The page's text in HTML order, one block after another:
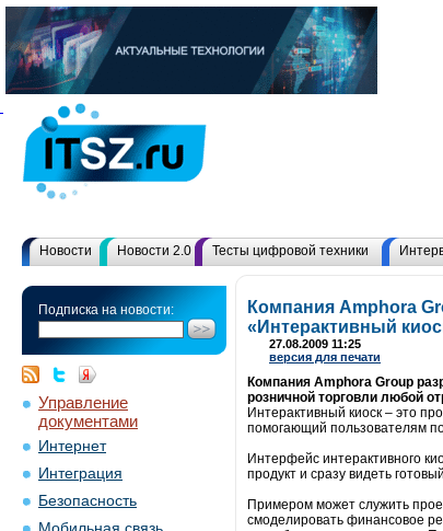
Новости Новости 2.0 Тесты цифровой техники
Подписка на новости:
Управление
документами
Интернет
Интеграция
Безопасность
Компания Amphora
«Интерактивный
27.08.2009 11:25
версия для печати
Компания Amphora Group
розничной торговли любой
Интерактивный киоск – это
помогающий пользователям
Интерфейс интерактивного
продукт и сразу видеть
Примером может служить
смоделировать финансовое